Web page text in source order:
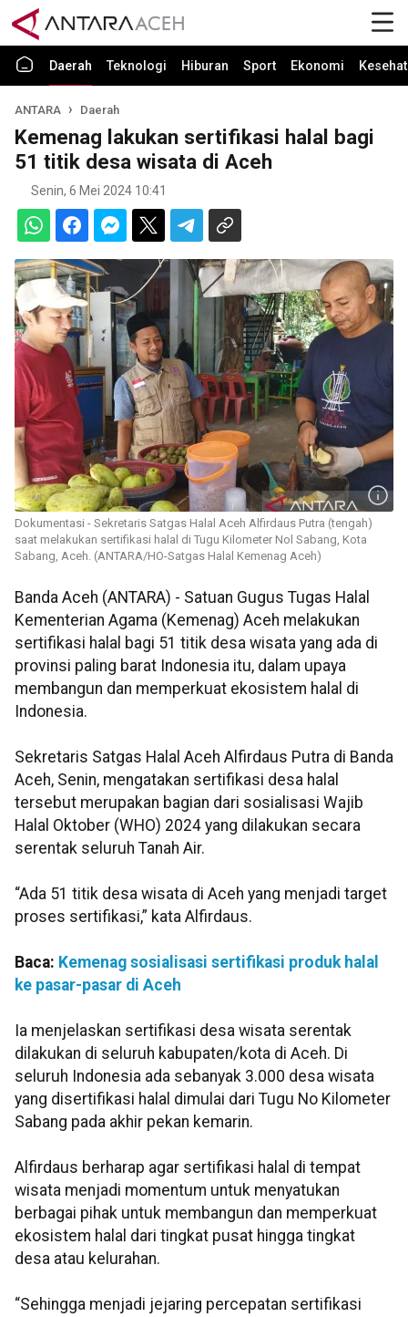
Daerah Teknologi Hiburan Sport Ekonomi
ANTARA Daerah
Kemenag lakukan sertifikasi halal bagi
51 titik desa wisata di Aceh
Senin, 6 Mei 2024 10:41
Dokumentasi - Sekretaris Satgas Halal Aceh Alfirdaus Putra (tengah)
saat melakukan sertifikasi halal di Tugu Kilometer Nol Sabang, Kota
Sabang, Aceh. (ANTARA/HO-Satgas Halal Kemenag Aceh)
Banda Aceh (ANTARA) - Satuan Gugus Tugas Halal
Kementerian Agama (Kemenag) Aceh melakukan
sertifikasi halal bagi 51 titik desa wisata yang ada di
provinsi paling barat Indonesia itu, dalam upaya
membangun dan memperkuat ekosistem halal di
Indonesia.
Sekretaris Satgas Halal Aceh Alfirdaus Putra di Banda
Aceh, Senin, mengatakan sertifikasi desa halal
tersebut merupakan bagian dari sosialisasi Wajib
Halal Oktober (WHO) 2024 yang dilakukan secara
serentak seluruh Tanah Air.
“Ada 51 titik desa wisata di Aceh yang menjadi target
proses sertifikasi,” kata Alfirdaus.
Baca: Kemenag sosialisasi sertifikasi produk halal
ke pasar-pasar di Aceh
Ia menjelaskan sertifikasi desa wisata serentak
dilakukan di seluruh kabupaten/kota di Aceh. Di
seluruh Indonesia ada sebanyak 3.000 desa wisata
yang disertifikasi halal dimulai dari Tugu No Kilometer
Sabang pada akhir pekan kemarin.
Alfirdaus berharap agar sertifikasi halal di tempat
wisata menjadi momentum untuk menyatukan
berbagai pihak untuk membangun dan memperkuat
ekosistem halal dari tingkat pusat hingga tingkat
desa atau kelurahan.
“Sehingga menjadi jejaring percepatan sertifikasi